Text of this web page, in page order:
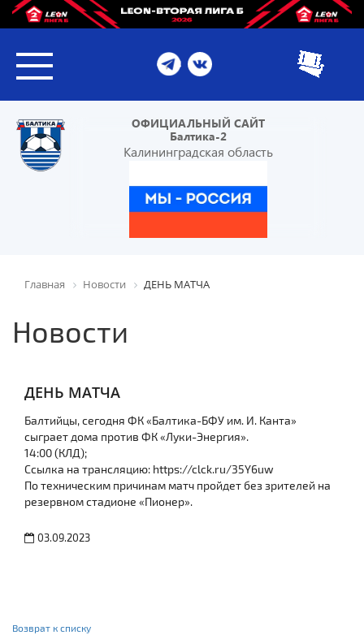
ОФИЦИАЛЬНЫЙ САЙТ
Балтика-2
Калининградская область
Главная Новости ДЕНЬ МАТЧА
Новости
ДЕНЬ МАТЧА
Балтийцы, сегодня ФК «Балтика-БФУ им. И. Канта»
сыграет дома против ФК «Луки-Энергия».
14:00 (КЛД);
Ссылка на трансляцию: https://clck.ru/35Y6uw
По техническим причинам матч пройдет без зрителей на
резервном стадионе «Пионер».
03.09.2023
Возврат к списку